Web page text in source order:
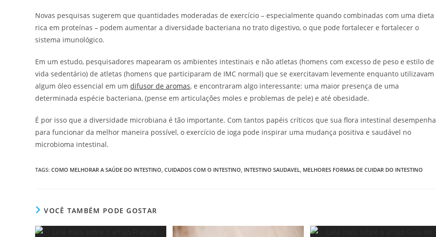
Novas pesquisas sugerem que quantidades moderadas de exercício – especialmente quando combinadas com uma dieta
rica em proteínas – podem aumentar a diversidade bacteriana no trato digestivo, o que pode fortalecer e fortalecer o
sistema imunológico.
Em um estudo, pesquisadores mapearam os ambientes intestinais e não atletas (homens com excesso de peso e estilo de
vida sedentário) de atletas (homens que participaram de IMC normal) que se exercitavam levemente enquanto utilizavam
algum óleo essencial em um difusor de aromas, e encontraram algo interessante: uma maior presença de uma
determinada espécie bacteriana, (pense em articulações moles e problemas de pele) e até obesidade.
É por isso que a diversidade microbiana é tão importante. Com tantos papéis críticos que sua flora intestinal desempenha
para funcionar da melhor maneira possível, o exercício de ioga pode inspirar uma mudança positiva e saudável no
microbioma intestinal.
TAGS: COMO MELHORAR A SAÚDE DO INTESTINO, CUIDADOS COM O INTESTINO, INTESTINO SAUDAVEL, MELHORES FORMAS DE CUIDAR DO INTESTINO
VOCÊ TAMBÉM PODE GOSTAR